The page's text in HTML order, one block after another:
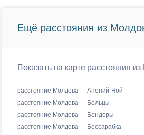
Ещё расстояния из
Показать на карте расстояния
расстояние Молдова — Анений-Ной
расстояние Молдова — Бельцы
расстояние Молдова — Бендеры
расстояние Молдова — Бессарабка